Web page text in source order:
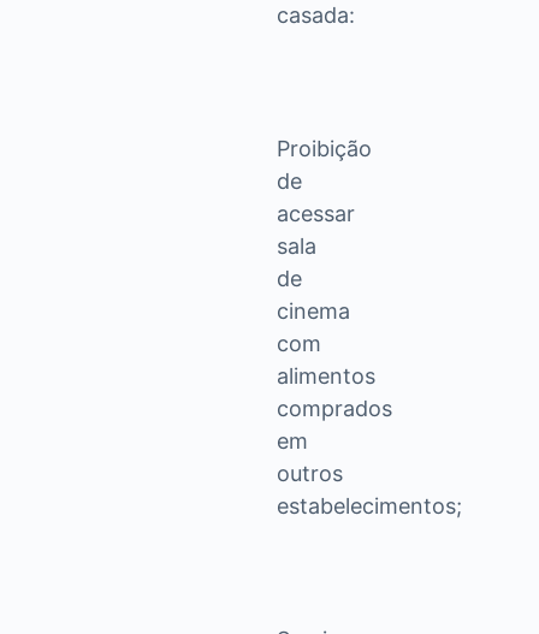
casada:
Proibição
de
acessar
sala
de
cinema
com
alimentos
comprados
em
outros
estabelecimentos;